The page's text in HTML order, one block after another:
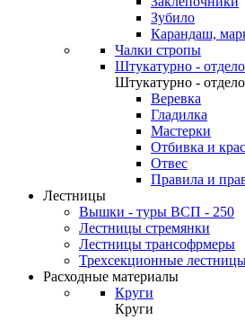
Зубило
Карандаш,
Чалки стропы
Штукатурно -
Штукатурно -
Веревка
Гладилка
Мастерки
Отбивка и
Отвес
Правила и
Лестницы
Вышки - туры ВСП - 250
Лестницы стремянки
Лестницы трансофрмеры
Трехсекционные
Расходные материалы
Круги
Круги